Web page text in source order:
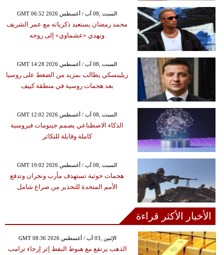
GMT 06:52 2026 السبت ,08 آب / أغسطس
محمد رمضان يستعيد ذكرياته مع عمر الشريف
ويهدي «عشماوي» إلى روحه
GMT 14:28 2026 السبت ,08 آب / أغسطس
زيلينسكي يطالب بمزيد من الضغط على روسيا
بعد هجمات روسية في منطقة كييف
GMT 12:02 2026 السبت ,08 آب / أغسطس
الذكاء الاصطناعي يصمم جينومات فيروسية
كاملة وقابلة للتكاثر
GMT 19:02 2026 السبت ,08 آب / أغسطس
هجمات حوثية تستهدف مأرب ونجران وتدفع
الأمم المتحدة للتحذير من صراع شامل
الأخبار الأكثر قراءة
GMT 08:36 2026 الإثنين ,03 آب / أغسطس
الذهب يرتفع مع هبوط النفط إثر إرجاء ترامب